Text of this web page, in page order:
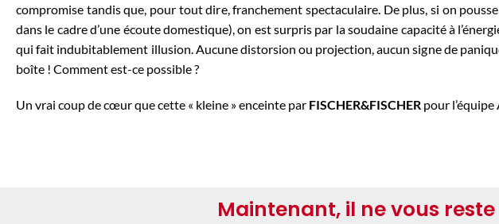
compromise tandis que, pour tout dire, franchement spectaculaire. De plus, si on
dans le cadre d’une écoute domestique), on est surpris par la soudaine capacité à
qui fait indubitablement illusion. Aucune distorsion ou projection, aucun signe de
boîte ! Comment est-ce possible ?
Un vrai coup de cœur que cette « kleine » enceinte par FISCHER&FISCHER pour
Maintenant, il ne vous